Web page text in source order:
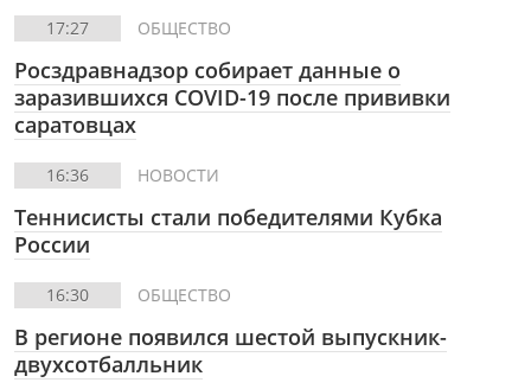
17:27 ОБЩЕСТВО
Росздравнадзор собирает данные о
заразившихся COVID-19 после прививки
саратовцах
16:36 НОВОСТИ
Теннисисты стали победителями Кубка
России
16:30 ОБЩЕСТВО
В регионе появился шестой выпускник-
двухсотбалльник